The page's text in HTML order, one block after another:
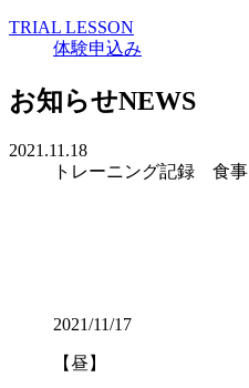
TRIAL LESSON
体験申込み
お知らせNEWS
2021.11.18
トレーニング記録 食事
2021/11/17
【昼】